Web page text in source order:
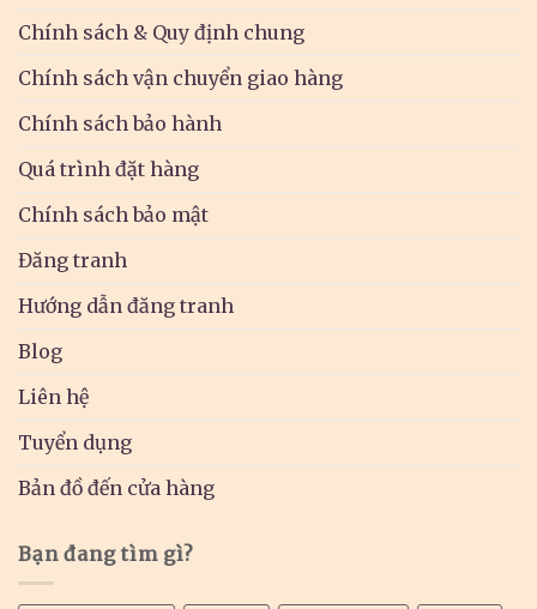
Chính sách & Quy định chung
Chính sách vận chuyển giao hàng
Chính sách bảo hành
Quá trình đặt hàng
Chính sách bảo mật
Đăng tranh
Hướng dẫn đăng tranh
Blog
Liên hệ
Tuyển dụng
Bản đồ đến cửa hàng
Bạn đang tìm gì?